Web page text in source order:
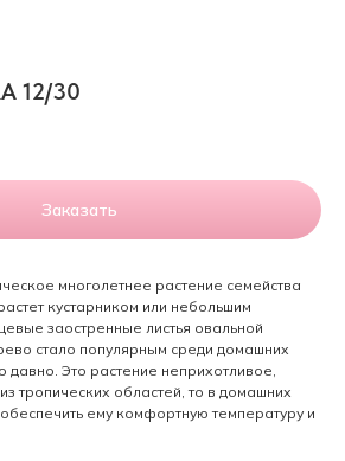
12/30
Заказать
многолетнее растение семейства
кустарником или небольшим
заостренные листья овальной
стало популярным среди домашних
давно. Это растение неприхотливое,
тропических областей, то в домашних
ему комфортную температуру и